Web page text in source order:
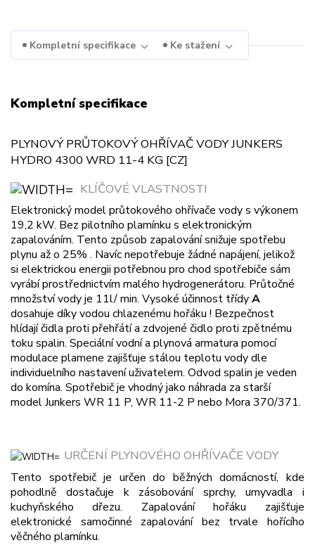
Kompletní specifikace Ke stažení
Kompletní specifikace
PLYNOVÝ PRŮTOKOVÝ OHŘÍVAČ VODY JUNKERS
HYDRO 4300 WRD 11-4 KG [CZ]
KLÍČOVÉ VLASTNOSTI
Elektronický model průtokového ohřívače vody s výkonem
19,2 kW. Bez pilotního plamínku s elektronickým
zapalováním. Tento způsob zapalování snižuje spotřebu
plynu až o 25% . Navíc nepotřebuje žádné napájení, jelikož
si elektrickou energii potřebnou pro chod spotřebiče sám
vyrábí prostřednictvím malého hydrogenerátoru. Průtočné
množství vody je 11l/ min. Vysoké účinnost třídyA
dosahuje díky vodou chlazenému hořáku ! Bezpečnost
hlídají čidla proti přehřátí a zdvojené čidlo proti zpětnému
toku spalin. Speciální vodní a plynová armatura pomocí
modulace plamene zajišťuje stálou teplotu vody dle
individuelního nastavení uživatelem. Odvod spalin je veden
do komína. Spotřebič je vhodný jako náhrada za starší
model Junkers WR 11 P, WR 11-2 P nebo Mora 370/371.
URČENÍ PLYNOVÉHO OHŘÍVAČE VODY
Tento spotřebič je určen do běžných domácností, kde
pohodlně dostačuje k zásobování sprchy, umyvadla i
kuchyňského dřezu. Zapalování hořáku zajišťuje
elektronické samočinné zapalování bez trvale hořícího
věčného plamínku.